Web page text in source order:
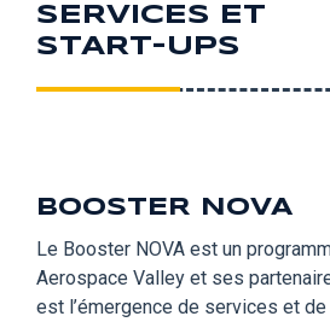
SERVICES ET
START-UPS
BOOSTER NOVA
Le Booster NOVA est un
Aerospace Valley et ses
est l’émergence de services et